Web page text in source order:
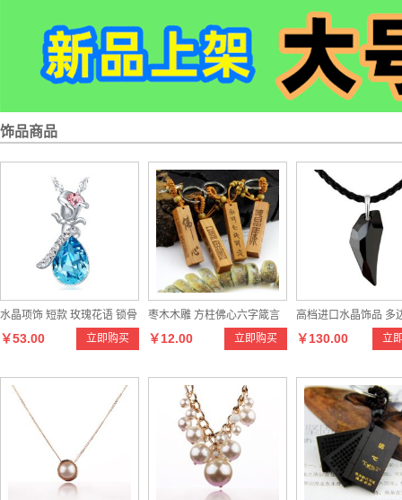
饰品商品
水晶项饰 短款 玫瑰花语 锁骨
项链 立即购买
￥53.00
枣木木雕 方柱佛心六字箴言
汽车钥匙扣 立即购买
￥12.00
高档进口水晶饰品 多
则吊坠 立
￥130.00